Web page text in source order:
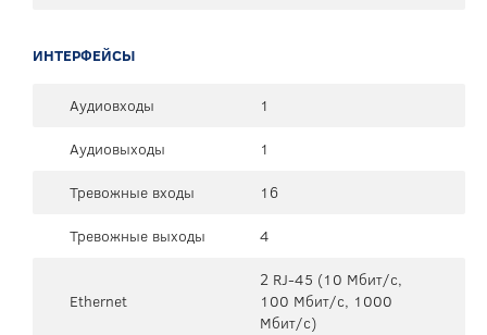
ИНТЕРФЕЙСЫ
Аудиовходы
1
Аудиовыходы
1
Тревожные входы
16
Тревожные выходы
4
Ethernet
2 RJ-45 (10 Мбит/с,
100 Мбит/с, 1000
Мбит/с)